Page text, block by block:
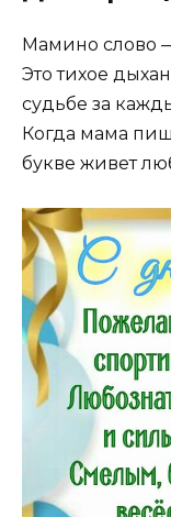
Мамино слово
Это тихое
судьбе за
Когда мама
букве живет